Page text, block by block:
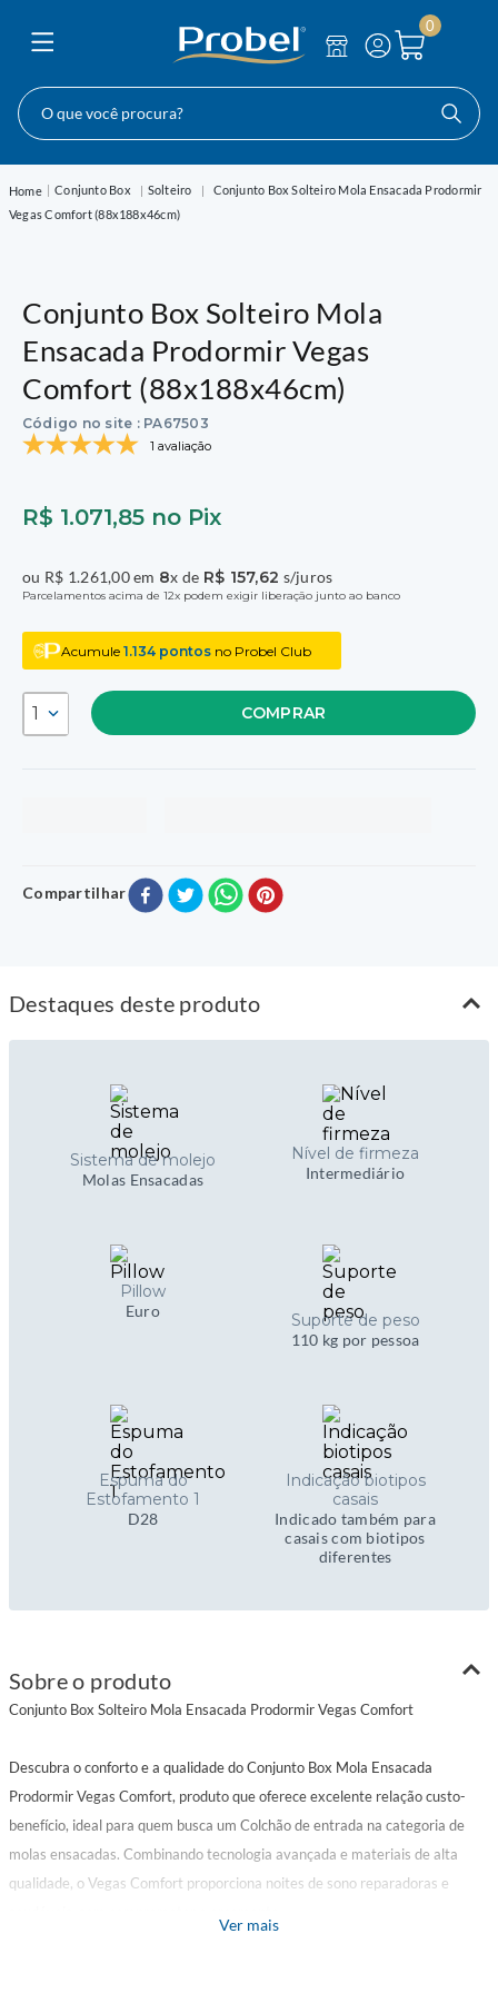
0
O que você procura?
Conjunto Box Solteiro
Conjunto Box Solteiro Mola Ensacada Prodormir
Vegas Comfort (88x188x46cm)
Conjunto Box Solteiro Mola
Ensacada Prodormir Vegas
Comfort (88x188x46cm)
Código no site : PA67503
1 avaliação
R$ 1.071,85 no Pix
ou R$ 1.261,00em 8x de R$ 157,62 s/juros
Parcelamentos acima de 12x podem exigir liberação junto ao banco
Acumule 1.134 pontos no Probel Club
1 COMPRAR
Compartilhar
Destaques deste produto
Sistema de molejo
Molas Ensacadas
Nível de firmeza
Intermediário
Pillow
Euro Suporte de peso
110 kg por pessoa
Espuma do
Estofamento 1
D28
Indicação biotipos
casais
Indicado também para
casais com biotipos
diferentes
Sobre o produto
Conjunto Box Solteiro Mola Ensacada Prodormir Vegas Comfort
Descubra o conforto e a qualidade do Conjunto Box Mola Ensacada
Prodormir Vegas Comfort, produto que oferece excelente relação custo-
benefício, ideal para quem busca um Colchão de entrada na categoria de
molas ensacadas. Combinando tecnologia avançada e materiais de alta
qualidade, o Vegas Comfort proporciona noites de sono reparadoras e
Ver mais